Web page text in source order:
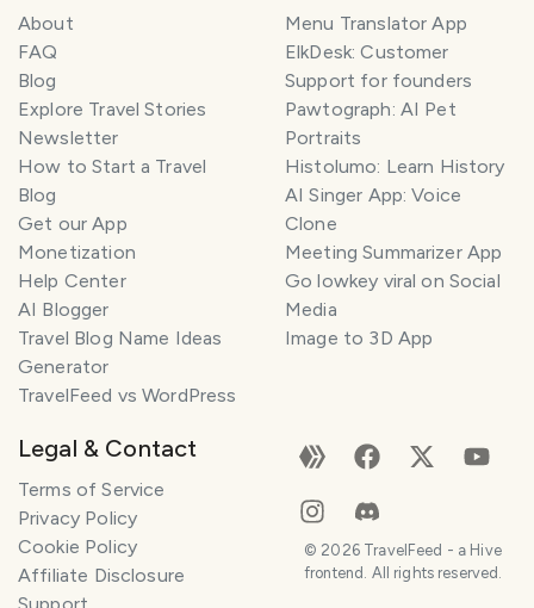
About
FAQ
Blog
Explore Travel Stories
Newsletter
How to Start a Travel
Blog
Get our App
Monetization
Help Center
AI Blogger
Travel Blog Name Ideas
Generator
TravelFeed vs WordPress
Menu Translator App
ElkDesk: Customer
Support for founders
Pawtograph: AI Pet
Portraits
Histolumo: Learn History
AI Singer App: Voice
Clone
Meeting Summarizer App
Go lowkey viral on Social
Media
Image to 3D App
Legal & Contact
Terms of Service
Privacy Policy
Cookie Policy
Affiliate Disclosure
© 2026TravelFeed - a Hive
frontend. All rights reserved.